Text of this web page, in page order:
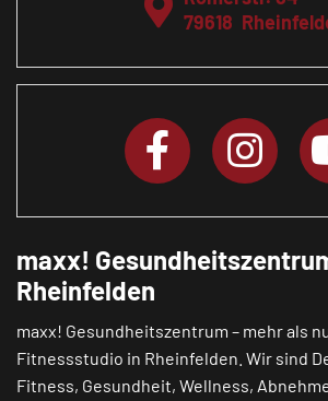
79618
maxx!
Rheinfelden
maxx! Gesundheitszentrum – mehr als
Fitnessstudio in Rheinfelden. Wir sind
Fitness, Gesundheit, Wellness,